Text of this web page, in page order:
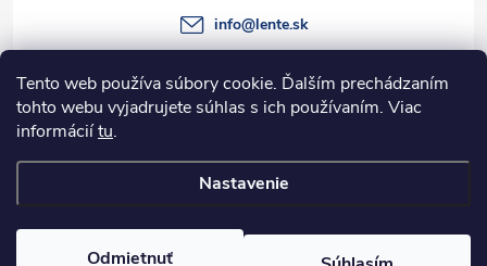
Tento web používa súbory cookie. Ďalším prechádzaním
tohto webu vyjadrujete súhlas s ich používaním. Viac
informáciítu.
Nastavenie
Odmietnuť
e
info@lente.sk
Informácie pre vás
. Všetky práva vyhradené.